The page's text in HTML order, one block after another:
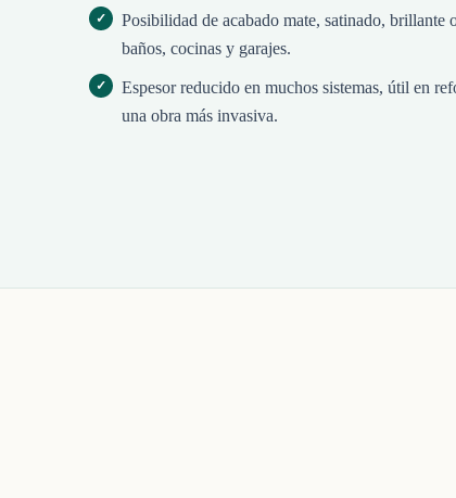
Posibilidad de acabado mate, satinado, brillante
baños, cocinas y garajes.
Espesor reducido en muchos sistemas, útil en
una obra más invasiva.